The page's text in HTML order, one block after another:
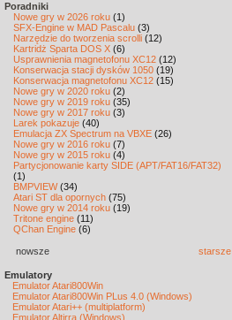
Poradniki
Nowe gry w 2026 roku (1)
SFX-Engine w MAD Pascalu (3)
Narzędzie do tworzenia scrolli (12)
Kartridż Sparta DOS X (6)
Usprawnienia magnetofonu XC12 (12)
Konserwacja stacji dysków 1050 (19)
Konserwacja magnetofonu XC12 (15)
Nowe gry w 2020 roku (2)
Nowe gry w 2019 roku (35)
Nowe gry w 2017 roku (3)
Larek pokazuje (40)
Emulacja ZX Spectrum na VBXE (26)
Nowe gry w 2016 roku (7)
Nowe gry w 2015 roku (4)
Partycjonowanie karty SIDE (APT/FAT16/FAT32)
(1)
BMPVIEW(34)
Atari ST dla opornych (75)
Nowe gry w 2014 roku (19)
Tritone engine (11)
QChan Engine (6)
nowsze starsze
Emulatory
Emulator Atari800Win
Emulator Atari800Win PLus 4.0 (Windows)
Emulator Atari++ (multiplatform)
Emulator Altirra (Windows)